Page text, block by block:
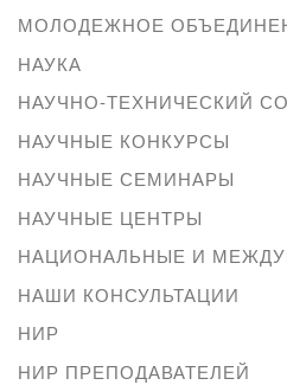
МОЛОДЕЖНОЕ
НАУКА
НАУЧНО-ТЕХНИЧЕСКИЙ
НАУЧНЫЕ КОНКУРСЫ
НАУЧНЫЕ СЕМИНАРЫ
НАУЧНЫЕ ЦЕНТРЫ
НАЦИОНАЛЬНЫЕ И
НАШИ КОНСУЛЬТАЦИИ
НИР
НИР ПРЕПОДАВАТЕЛЕЙ